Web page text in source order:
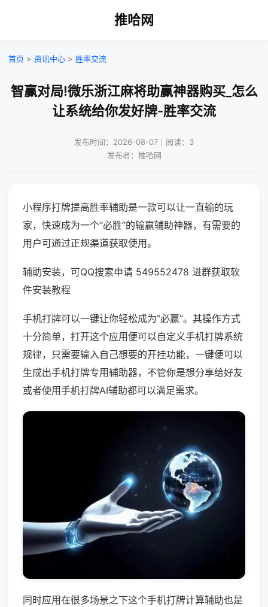
推哈网
首页 > 资讯中心 > 胜率交流
智赢对局!微乐浙江麻将助赢神器购买_怎么
让系统给你发好牌-胜率交流
发布时间：2026-08-07｜阅读：3
发布者：推哈网
小程序打牌提高胜率辅助是一款可以让一直输的玩
家，快速成为一个“必胜”的输赢辅助神器，有需要的
用户可通过正规渠道获取使用。
辅助安装，可QQ搜索申请 549552478 进群获取软
件安装教程
手机打牌可以一键让你轻松成为“必赢”。其操作方式
十分简单，打开这个应用便可以自定义手机打牌系统
规律，只需要输入自己想要的开挂功能，一键便可以
生成出手机打牌专用辅助器，不管你是想分享给好友
或者使用手机打牌AI辅助都可以满足需求。
同时应用在很多场景之下这个手机打牌计算辅助也是